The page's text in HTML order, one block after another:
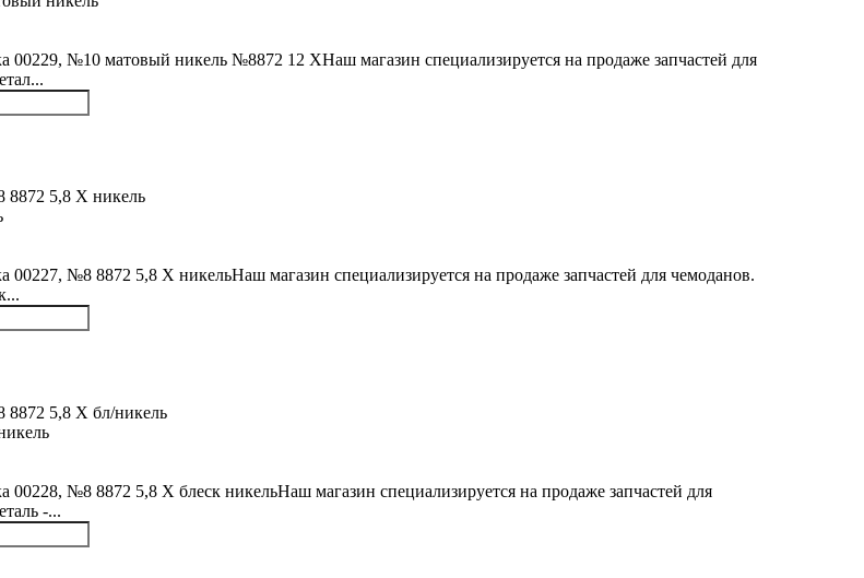
00229, №10 матовый никель №8872 12 XНаш магазин специализируется на продаже запчастей для
00227, №8 8872 5,8 Х никельНаш магазин специализируется на продаже запчастей для чемоданов.
00228, №8 8872 5,8 Х блеск никельНаш магазин специализируется на продаже запчастей для
-...